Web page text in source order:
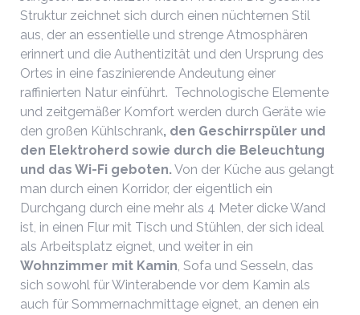
Struktur zeichnet sich durch einen nüchternen Stil
aus, der an essentielle und strenge Atmosphären
erinnert und die Authentizität und den Ursprung des
Ortes in eine faszinierende Andeutung einer
raffinierten Natur einführt. Technologische Elemente
und zeitgemäßer Komfort werden durch Geräte wie
den großen Kühlschrank, den Geschirrspüler und
den Elektroherd sowie durch die Beleuchtung
und das Wi-Fi geboten. Von der Küche aus gelangt
man durch einen Korridor, der eigentlich ein
Durchgang durch eine mehr als 4 Meter dicke Wand
ist, in einen Flur mit Tisch und Stühlen, der sich ideal
als Arbeitsplatz eignet, und weiter in ein
Wohnzimmer mit Kamin, Sofa und Sesseln, das
sich sowohl für Winterabende vor dem Kamin als
auch für Sommernachmittage eignet, an denen ein